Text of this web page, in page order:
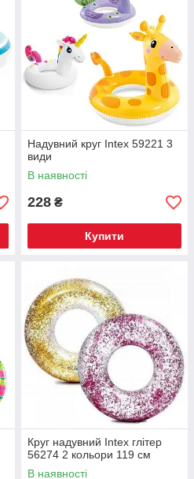
Надувний круг Intex 59221 3
види
В наявності
228 ₴
Купити
Круг надувний Intex глітер
56274 2 кольори 119 см
В наявності